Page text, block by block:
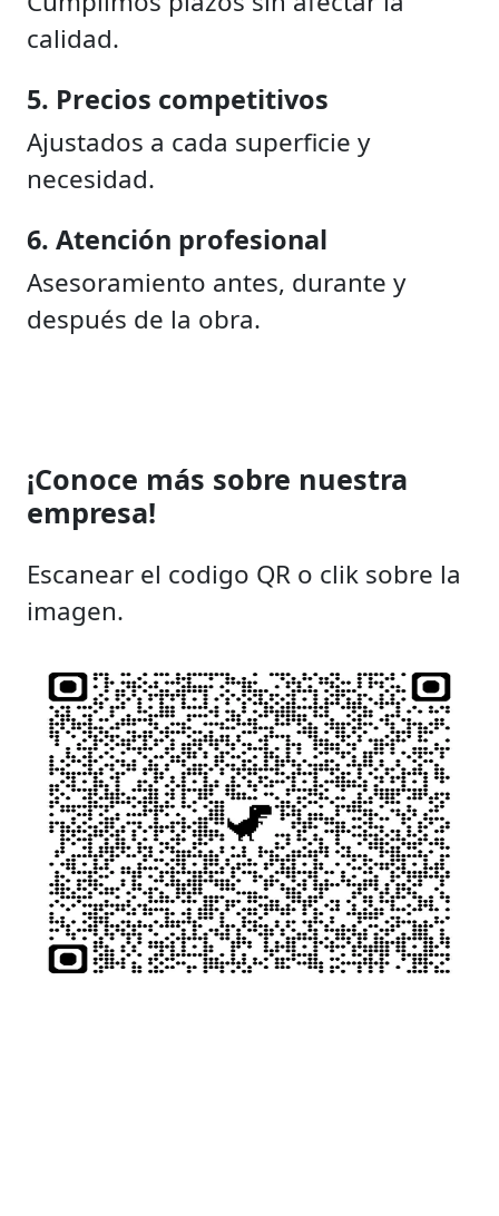
calidad.
5. Precios competitivos
Ajustados a cada superficie y
necesidad.
6. Atención profesional
Asesoramiento antes, durante y
después de la obra.
¡Conoce más sobre nuestra
empresa!
Escanear el codigo QR o clik sobre la
imagen.